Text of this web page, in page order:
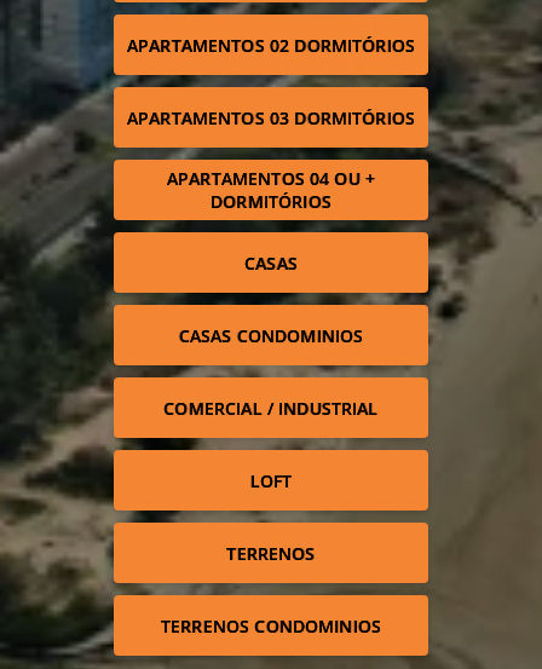
APARTAMENTOS 02 DORMITÓRIOS
APARTAMENTOS 03 DORMITÓRIOS
APARTAMENTOS 04 OU +
DORMITÓRIOS
CASAS
CASAS CONDOMINIOS
COMERCIAL / INDUSTRIAL
LOFT
TERRENOS
TERRENOS CONDOMINIOS